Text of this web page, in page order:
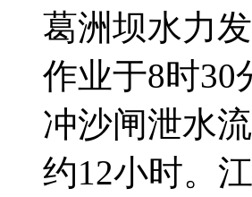
葛洲坝水力
作业于8时30
冲沙闸泄水
约12小时。